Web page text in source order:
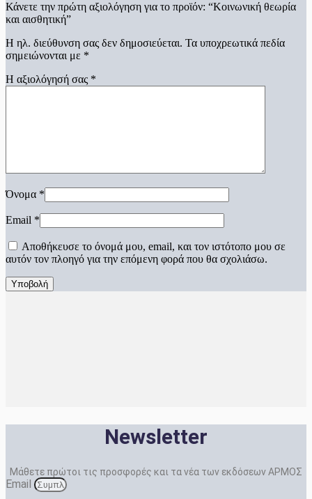
Κάνετε την πρώτη αξιολόγηση για το προϊόν: “Κοινωνική θεωρία
και αισθητική”
Η ηλ. διεύθυνση σας δεν δημοσιεύεται. Τα υποχρεωτικά πεδία
σημειώνονται με *
Η αξιολόγησή σας *
Όνομα *
Email *
Αποθήκευσε το όνομά μου, email, και τον ιστότοπο μου σε
αυτόν τον πλοηγό για την επόμενη φορά που θα σχολιάσω.
Newsletter
Μάθετε πρώτοι τις προσφορές και τα νέα των εκδόσεων ΑΡΜΟΣ
Email